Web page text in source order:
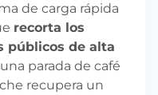
de carga rápida
recorta los
públicos de alta
parada de café
recupera un